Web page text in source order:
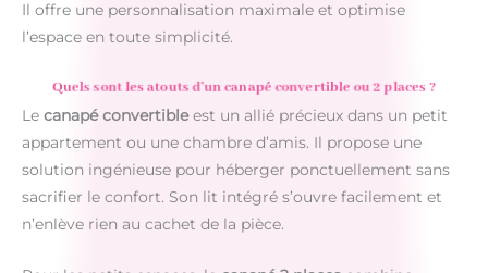
Il offre une personnalisation maximale et optimise
l’espace en toute simplicité.
Quels sont les atouts d’un canapé convertible ou 2 places ?
Le canapé convertibleest un allié précieux dans un petit
appartement ou une chambre d’amis. Il propose une
solution ingénieuse pour héberger ponctuellement sans
sacrifier le confort. Son lit intégré s’ouvre facilement et
n’enlève rien au cachet de la pièce.